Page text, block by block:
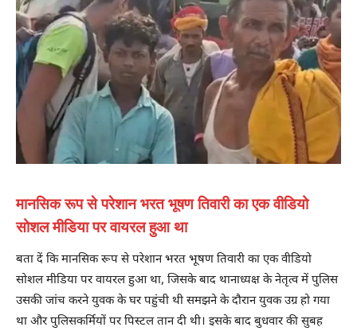
मानसिक रूप से परेशान भरत भूषण तिवारी का एक वीडियो
सोशल मीडिया पर वायरल हुआ था
बता दें कि मानसिक रूप से परेशान भरत भूषण तिवारी का एक वीडियो
सोशल मीडिया पर वायरल हुआ था, जिसके बाद थानाध्यक्ष के नेतृत्व में पुलिस
उसकी जांच करने युवक के घर पहुंची थी समझने के दौरान युवक उग्र हो गया
था और पुलिसकर्मियों पर पिस्टल तान दी थी। इसके बाद बुधवार की सुबह